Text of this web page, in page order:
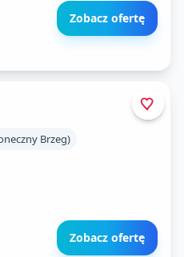
Zobacz ofertę
Brzeg)
Zobacz ofertę